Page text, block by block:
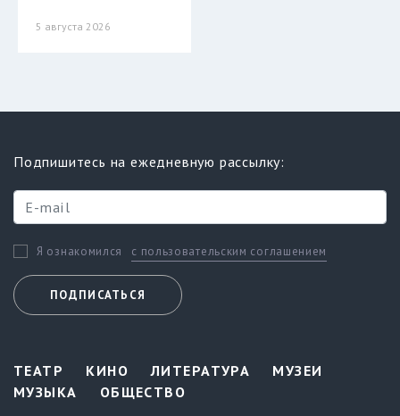
5 августа 2026
Подпишитесь на ежедневную рассылку:
Я ознакомился с пользовательским соглашением
ПОДПИСАТЬСЯ
ТЕАТР КИНО ЛИТЕРАТУРА
МУЗЕИ
МУЗЫКА
ОБЩЕСТВО